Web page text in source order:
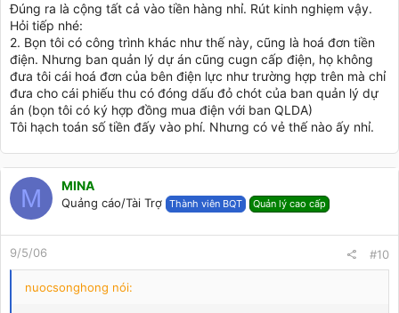
Đúng ra là cộng tất cả vào tiền hàng nhỉ. Rút kinh nghiẹm vậy.
Hỏi tiếp nhé:
2. Bọn tôi có công trình khác như thế này, cũng là hoá đơn tiền
điện. Nhưng ban quản lý dự án cũng cugn cấp điện, họ không
đưa tôi cái hoá đơn của bên điện lực như trường hợp trên mà chỉ
đưa cho cái phiếu thu có đóng dấu đỏ chót của ban quản lý dự
án (bọn tôi có ký hợp đồng mua điện với ban QLDA)
Tôi hạch toán số tiền đấy vào phí. Nhưng có vẻ thế nào ấy nhỉ.
M MINA
Quảng cáo/Tài Trợ Thành viên BQT Quản lý cao cấp
9/5/06 #10
nuocsonghong nói: